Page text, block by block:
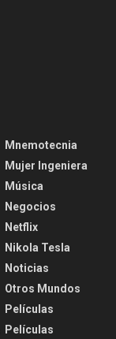
Mnemotecnia
Mujer Ingeniera
Música
Negocios
Netflix
Nikola Tesla
Noticias
Otros Mundos
Películas
Películas